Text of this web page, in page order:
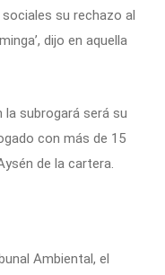
su rechazo al
dijo en aquella
la subrogará será su
con más de 15
de la cartera.
Ambiental, el